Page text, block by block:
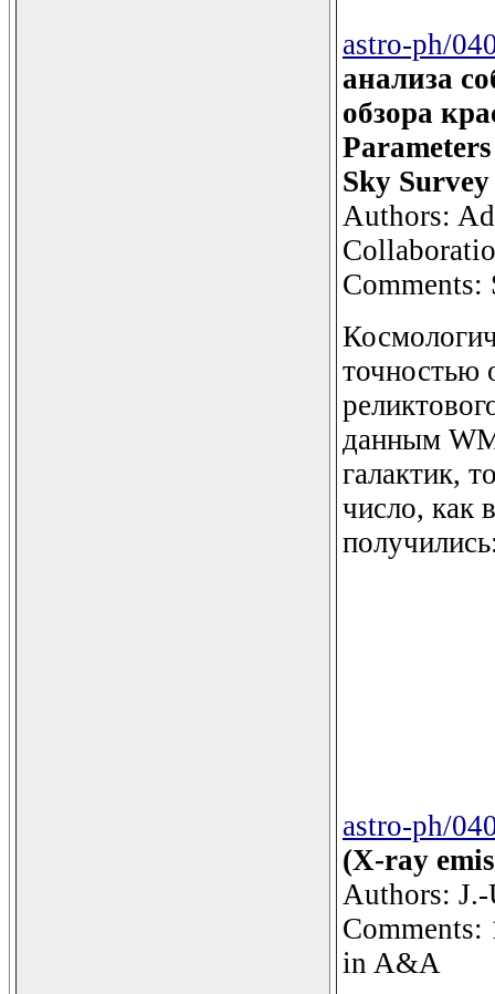
astro-ph/
анализа
обзора
Sky
Authors:
Comments:
точностью
данным
галактик,
число, как
astro-ph/
(X-ray
Authors:
Comments:
in A&A